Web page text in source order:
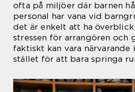
ofta på miljöer där barnen
personal har vana vid
det är enkelt att ha
stressen för arrangören och
faktiskt kan vara närvarande
stället för att bara springa